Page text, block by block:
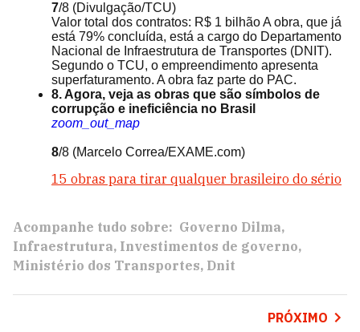
7/8 (Divulgação/TCU)
Valor total dos contratos: R$ 1 bilhão A obra, que já
está 79% concluída, está a cargo do Departamento
Nacional de Infraestrutura de Transportes (DNIT).
Segundo o TCU, o empreendimento apresenta
superfaturamento. A obra faz parte do PAC.
8. Agora, veja as obras que são símbolos de
corrupção e ineficiência no Brasil
zoom_out_map
8/8 (Marcelo Correa/EXAME.com)
15 obras para tirar qualquer brasileiro do sério
Acompanhe tudo sobre: Governo Dilma
Infraestrutura Investimentos de governo
Ministério dos Transportes Dnit
PRÓXIMO